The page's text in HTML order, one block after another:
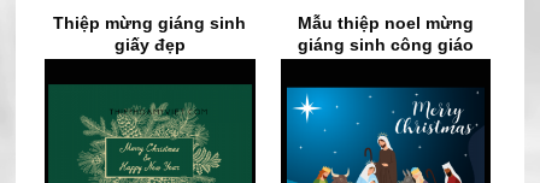
Thiệp mừng giáng sinh
giấy đẹp
Mẫu thiệp noel mừng
giáng sinh công giáo